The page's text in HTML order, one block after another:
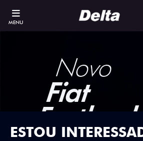
MENU
ESTOU